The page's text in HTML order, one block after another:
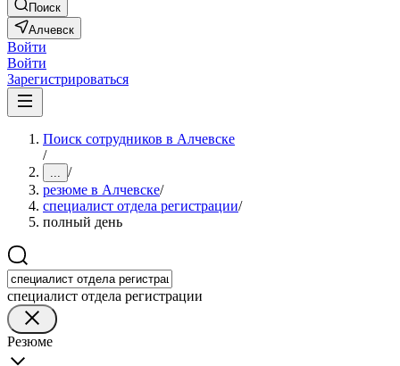
Поиск
Алчевск
Войти
Войти
Зарегистрироваться
Поиск сотрудников в Алчевске
/
... /
резюме в Алчевске/
специалист отдела регистрации/
полный день
специалист отдела регистрации
Резюме